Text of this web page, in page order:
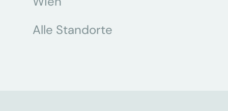
Alle Standorte